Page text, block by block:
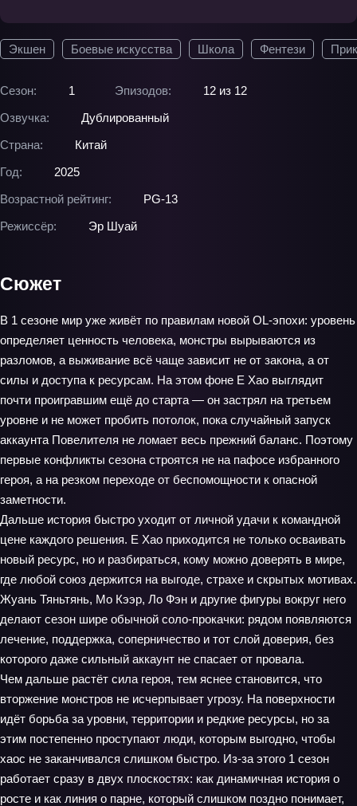
Экшен Боевые искусства Школа Фентези
Сезон: 1 Эпизодов:
12 из 12
Озвучка:
Дублированный
Страна:
Китай
Год:
2025
Возрастной рейтинг:
PG-13
Режиссёр:
Эр Шуай
Сюжет
В 1 сезоне мир уже живёт по правилам новой OL-эпохи: уровень
определяет ценность человека, монстры вырываются из
разломов, а выживание всё чаще зависит не от закона, а от
силы и доступа к ресурсам. На этом фоне Е Хао выглядит
почти проигравшим ещё до старта — он застрял на третьем
уровне и не может пробить потолок, пока случайный запуск
аккаунта Повелителя не ломает весь прежний баланс. Поэтому
первые конфликты сезона строятся не на пафосе избранного
героя, а на резком переходе от беспомощности к опасной
заметности.
Дальше история быстро уходит от личной удачи к командной
цене каждого решения. Е Хао приходится не только осваивать
новый ресурс, но и разбираться, кому можно доверять в мире,
где любой союз держится на выгоде, страхе и скрытых мотивах.
Жуань Тяньтянь, Мо Кээр, Ло Фэн и другие фигуры вокруг него
делают сезон шире обычной соло-прокачки: рядом появляются
лечение, поддержка, соперничество и тот слой доверия, без
которого даже сильный аккаунт не спасает от провала.
Чем дальше растёт сила героя, тем яснее становится, что
вторжение монстров не исчерпывает угрозу. На поверхности
идёт борьба за уровни, территории и редкие ресурсы, но за
этим постепенно проступают люди, которым выгодно, чтобы
хаос не заканчивался слишком быстро. Из-за этого 1 сезон
работает сразу в двух плоскостях: как динамичная история о
росте и как линия о парне, который слишком поздно понимает,